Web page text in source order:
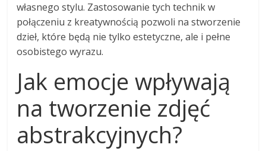
własnego stylu. Zastosowanie tych technik w
połączeniu z kreatywnością pozwoli na stworzenie
dzieł, które będą nie tylko estetyczne, ale i pełne
osobistego wyrazu.
Jak emocje wpływają
na tworzenie zdjęć
abstrakcyjnych?